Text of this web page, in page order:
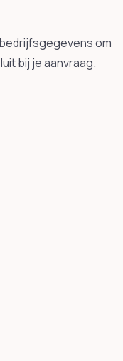
om
bij je aanvraag.